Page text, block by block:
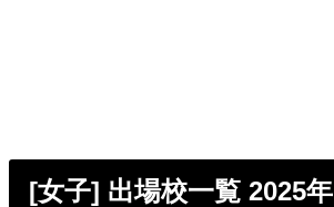
[女子] 出場校一覧 2025年